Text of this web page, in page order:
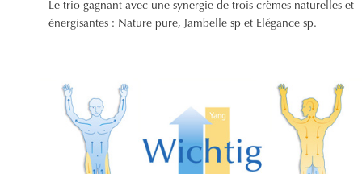
Le trio gagnant avec une synergie de trois crèmes naturelles et
énergisantes : Nature pure, Jambelle sp et Elégance sp.